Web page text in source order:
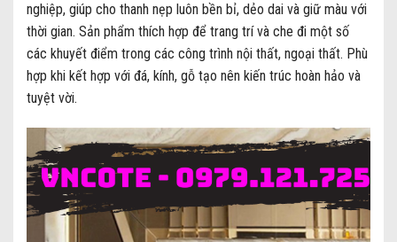
nghiệp, giúp cho thanh nẹp luôn bền bỉ, dẻo dai và giữ màu với
thời gian. Sản phẩm thích hợp để trang trí và che đi một số
các khuyết điểm trong các công trình nội thất, ngoại thất. Phù
hợp khi kết hợp với đá, kính, gỗ tạo nên kiến trúc hoàn hảo và
tuyệt vời.